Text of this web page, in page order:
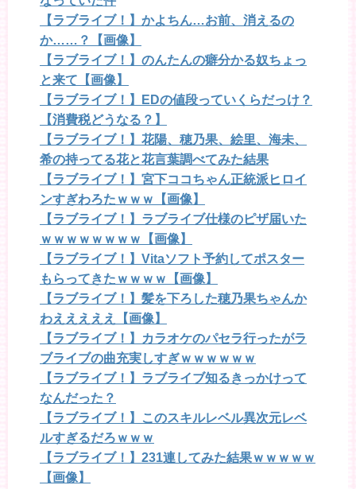
【ラブライブ！】かよちん…お前、消えるの
か……？【画像】
【ラブライブ！】のんたんの癖分かる奴ちょっ
と来て【画像】
【ラブライブ！】EDの値段っていくらだっけ？
【消費税どうなる？】
【ラブライブ！】花陽、穂乃果、絵里、海未、
希の持ってる花と花言葉調べてみた結果
【ラブライブ！】宮下ココちゃん正統派ヒロイ
ンすぎわろたｗｗｗ【画像】
【ラブライブ！】ラブライブ仕様のピザ届いた
ｗｗｗｗｗｗｗｗ【画像】
【ラブライブ！】Vitaソフト予約してポスター
もらってきたｗｗｗｗ【画像】
【ラブライブ！】髪を下ろした穂乃果ちゃんか
わえええええ【画像】
【ラブライブ！】カラオケのパセラ行ったがラ
ブライブの曲充実しすぎｗｗｗｗｗｗ
【ラブライブ！】ラブライブ知るきっかけって
なんだった？
【ラブライブ！】このスキルレベル異次元レベ
ルすぎるだろｗｗｗ
【ラブライブ！】231連してみた結果ｗｗｗｗｗ
【画像】